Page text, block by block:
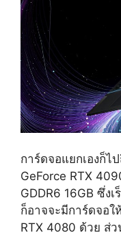
การ์ดจอแยกเองก็ไ
GeForce RTX
GDDR6 16GB ซึ่ง
ก็อาจจะมีการ์ดจอใ
RTX 4080 ด้วย ส่